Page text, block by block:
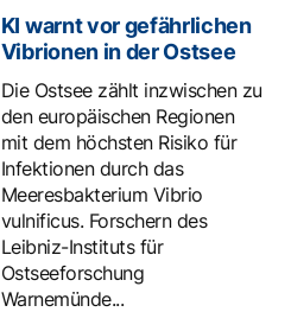
KI warnt vor gefährlichen
Vibrionen in der Ostsee
Die Ostsee zählt inzwischen zu
den europäischen Regionen
mit dem höchsten Risiko für
Infektionen durch das
Meeresbakterium Vibrio
vulnificus. Forschern des
Leibniz-Instituts für
Ostseeforschung
Warnemünde...